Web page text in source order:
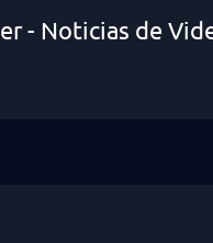
- Noticias de